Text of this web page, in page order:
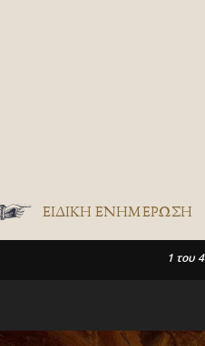
ΕΙΔΙΚΉ ΕΝΗΜΈΡΩΣΗ
1 του 4